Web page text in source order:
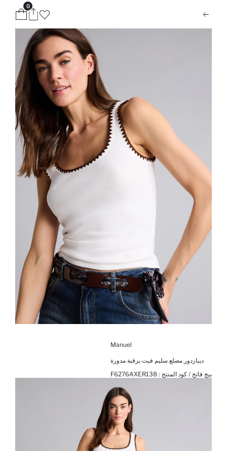
0
Manuel
ديباردور مضلع سليم فيت برقبة مدورة
بيج فاتح / كود المنتج : F6276AXER138